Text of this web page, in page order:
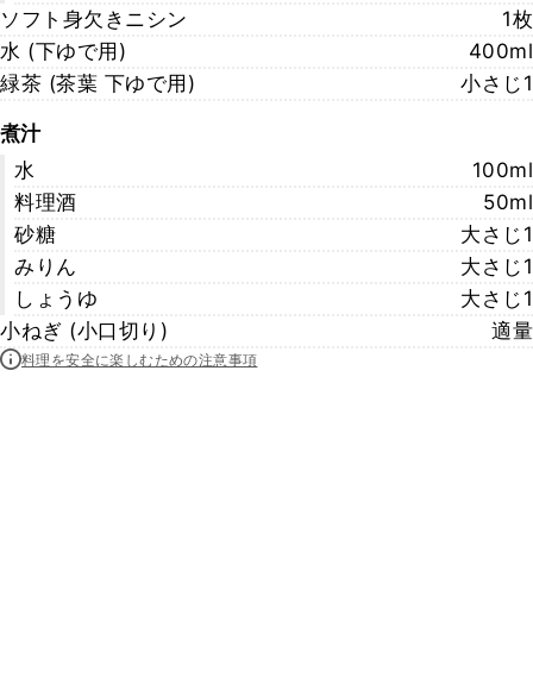
ソフト身欠きニシン
1枚
水 (下ゆで用)
400ml
緑茶 (茶葉 下ゆで用)
小さじ1
煮汁
水
100ml
料理酒
50ml
砂糖
大さじ1
みりん
大さじ1
しょうゆ
大さじ1
小ねぎ (小口切り)
適量
料理を安全に楽しむための注意事項